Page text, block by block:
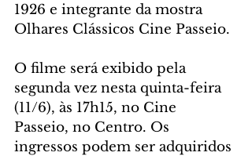
1926 e integrante da mostra
Olhares Clássicos Cine Passeio.
O filme será exibido pela
segunda vez nesta quinta-feira
(11/6), às 17h15, no Cine
Passeio, no Centro. Os
ingressos podem ser adquiridos